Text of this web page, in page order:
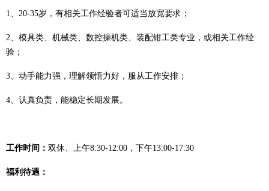
1、20-35岁，有相关工作经验者可适当放宽要求；
2、模具类、机械类、数控操机类、装配钳工类专业，或相关工作经
验；
3、动手能力强，理解领悟力好，服从工作安排；
4、认真负责，能稳定长期发展。
工作时间： 双休、上午8:30-12:00，下午13:00-17:30
福利待遇：